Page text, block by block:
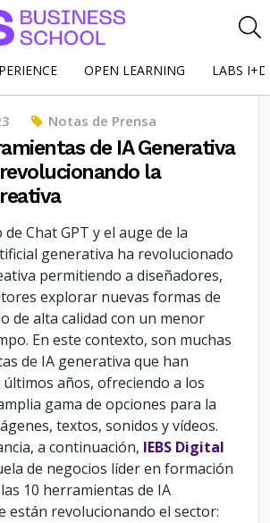
OPEN LEARNING LABS
Notas de Prensa
de IA Generativa
la
Chat GPT y el auge de la
generativa ha revolucionado
permitiendo a diseñadores,
explorar nuevas formas de
de alta calidad con un menor
En este contexto, son muchas
de IA generativa que han
años, ofreciendo a los
gama de opciones para la
textos, sonidos y vídeos.
a continuación, IEBS Digital
de negocios líder en formación
10 herramientas de IA
están revolucionando el sector: